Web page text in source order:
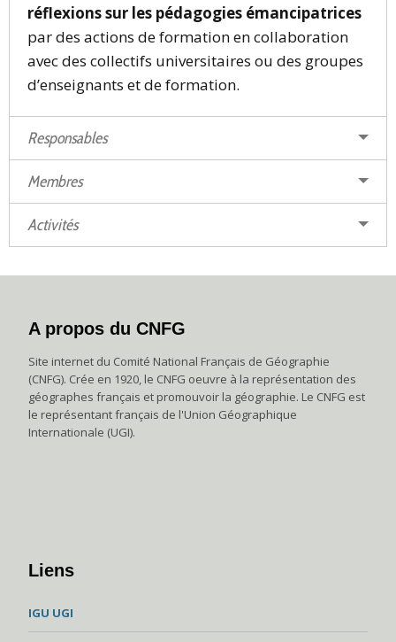
réflexions sur les pédagogies émancipatrices
par des actions de formation en collaboration
avec des collectifs universitaires ou des groupes
d’enseignants et de formation.
Responsables
Membres
Activités
A propos du CNFG
Site internet du Comité National Français de Géographie
(CNFG). Crée en 1920, le CNFG oeuvre à la représentation des
géographes français et promouvoir la géographie. Le CNFG est
le représentant français de l'Union Géographique
Internationale (UGI).
Liens
IGU UGI